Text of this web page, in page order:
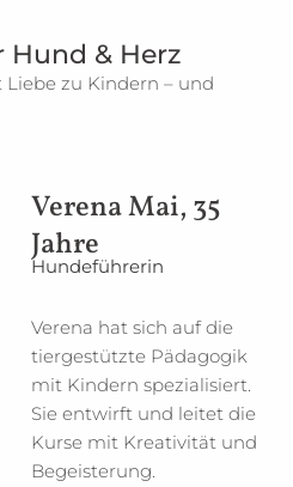
Hund & Herz
zu Kindern – und
Verena Mai, 35
Jahre
Hundeführerin
Verena hat sich auf die
tiergestützte Pädagogik
mit Kindern spezialisiert.
Sie entwirft und leitet die
Kurse mit Kreativität und
Begeisterung.